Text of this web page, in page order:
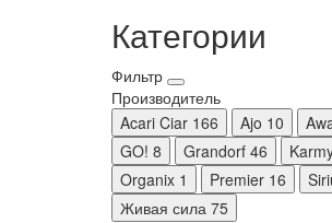
Категории
Фильтр
Производитель
Acari Ciar 166 Ajo 10
GO! 8 Grandorf 46
Organix 1 Premier 16
Живая сила 75